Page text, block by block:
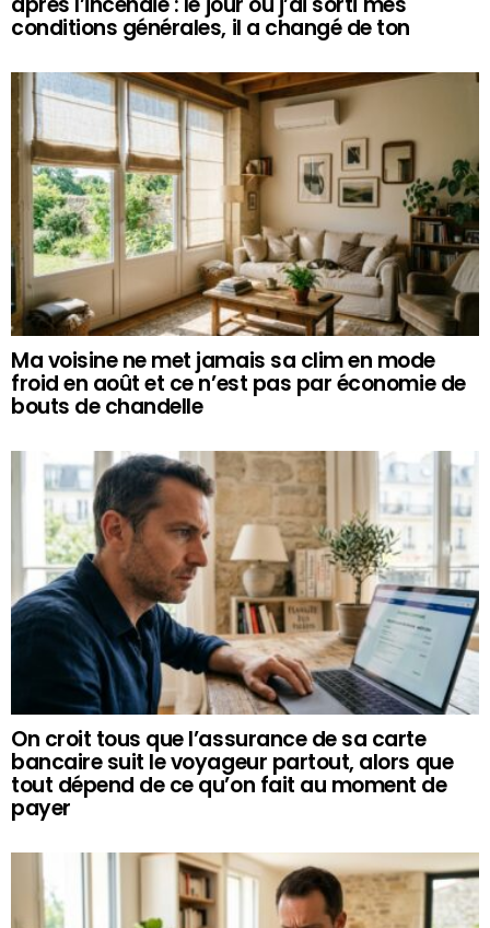
conditions générales, il a changé de ton
Ma voisine ne met jamais sa clim en mode
froid en août et ce n’est pas par économie de
bouts de chandelle
On croit tous que l’assurance de sa carte
bancaire suit le voyageur partout, alors que
tout dépend de ce qu’on fait au moment de
payer